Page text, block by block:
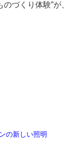
づくり体験”が、
の新しい照明